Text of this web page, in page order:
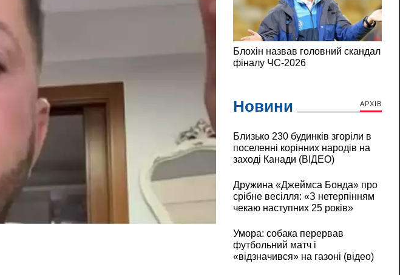
Новини АРХІВ
Близько 230 будинків згоріли в
поселенні корінних народів на
заході Канади (ВІДЕО)
Дружина «Джеймса Бонда» про
срібне весілля: «З нетерпінням
чекаю наступних 25 років»
Умора: собака перервав
футбольний матч і
«відзначився» на газоні (відео)